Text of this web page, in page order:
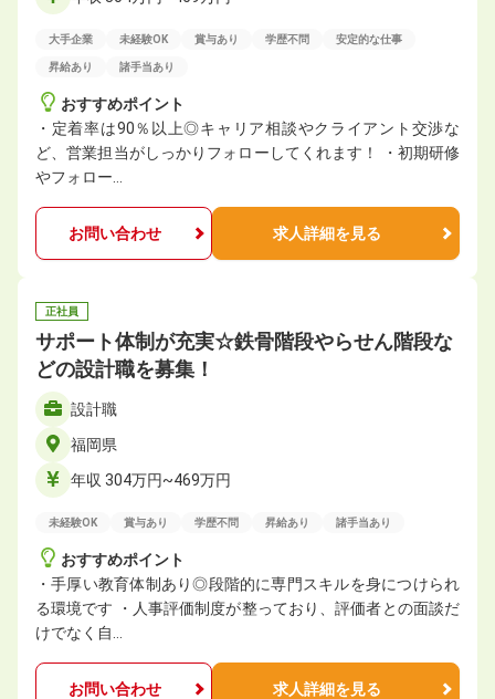
大手企業 未経験OK 賞与あり 学歴不問 安定的な仕事
昇給あり 諸手当あり
おすすめポイント
・定着率は90％以上◎キャリア相談やクライアント交渉な
ど、営業担当がしっかりフォローしてくれます！ ・初期研修
やフォロー…
お問い合わせ 求人詳細を見る
正社員
サポート体制が充実☆鉄骨階段やらせん階段な
どの設計職を募集！
設計職
福岡県
年収 304万円~469万円
未経験OK 賞与あり 学歴不問 昇給あり 諸手当あり
おすすめポイント
・手厚い教育体制あり◎段階的に専門スキルを身につけられ
る環境です ・人事評価制度が整っており、評価者との面談だ
けでなく自…
お問い合わせ 求人詳細を見る